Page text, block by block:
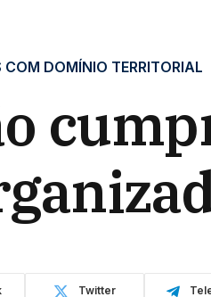
DOMÍNIO TERRITORIAL
Twitter